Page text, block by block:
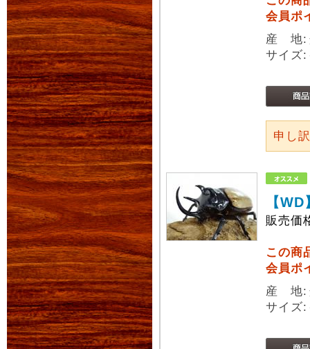
会員ポ
産 地:
サイ
申し
【
販売価
この商
会員ポ
産 地:
サイ